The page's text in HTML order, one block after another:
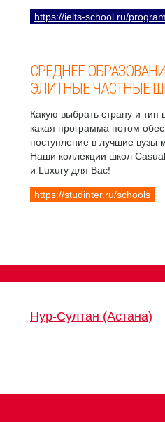
https://ielts-school.ru/
СРЕДНЕЕ
ЭЛИТНЫЕ ЧАСТНЫЕ
Какую выбрать страну и тип
какая программа потом
поступление в лучшие вузы
Наши коллекции школ
и Luxury для Вас!
https://studinter.ru/schools
Нур-Султан (Астана)